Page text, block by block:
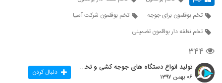
تخم بوقلمون برای جوجه
تخم بوقلمون شرکت آسیا
تخم نطفه دار بوقلمون تضمینی
۳۴۴
تولید انواع دستگاه های جوجه کشی و تخم نطفه دار در
۰۶ بهمن ۱۳۹۷ دنبال کردن